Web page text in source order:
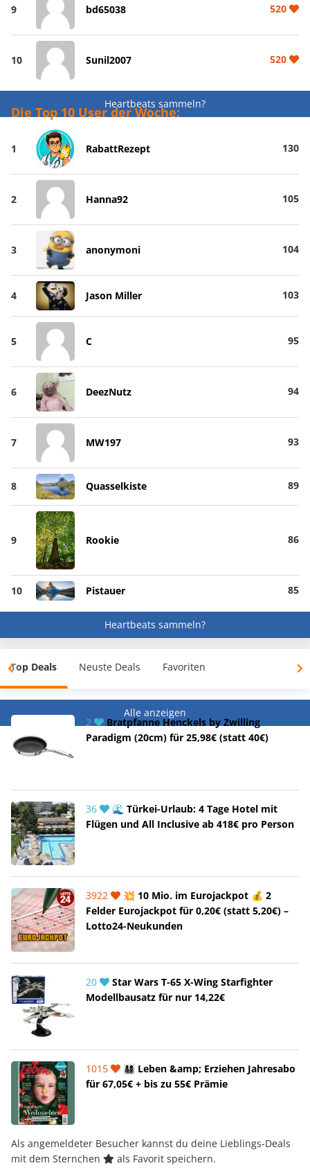
9 bd65038 520
10 Sunil2007 520
Heartbeats sammeln?
Die Top 10 User der Woche:
1 RabattRezept 130
2 Hanna92 105
3 anonymoni 104
4 Jason Miller 103
5 C 95
6 DeezNutz 94
7 MW197 93
8 Quasselkiste 89
9 Rookie 86
10 Pistauer 85
Heartbeats sammeln?
Top Deals Neuste Deals Favoriten
Alle anzeigen
2
Bratpfanne Henckels by Zwilling
Paradigm (20cm) für 25,98€ (statt 40€)
36
🌊 Türkei-Urlaub: 4 Tage Hotel mit
Flügen und All Inclusive ab 418€ pro Person
3922
💥 10 Mio. im Eurojackpot 💰 2
Felder Eurojackpot für 0,20€ (statt 5,20€) –
Lotto24-Neukunden
20
Star Wars T-65 X-Wing Starfighter
Modellbausatz für nur 14,22€
1015
👨‍👩‍👧‍👦 Leben &amp; Erziehen Jahresabo
für 67,05€ + bis zu 55€ Prämie
Als angemeldeter Besucher kannst du deine Lieblings-Deals
mit dem Sternchen
als Favorit speichern.